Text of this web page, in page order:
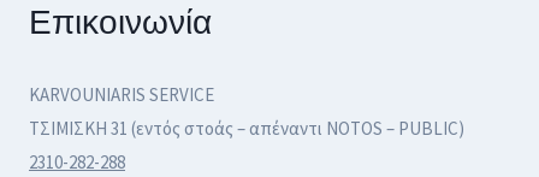
Επικοινωνία
KARVOUNIARIS SERVICE
ΤΣΙΜΙΣΚΗ 31 (εντός στοάς – απέναντι NOTOS – PUBLIC)
2310-282-288